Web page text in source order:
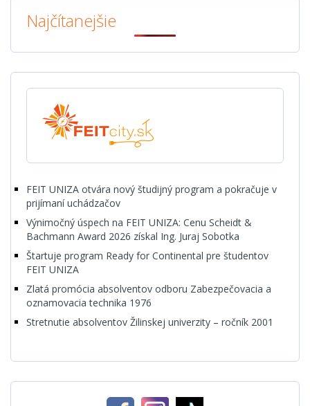
Najčítanejšie
FEIT UNIZA otvára nový študijný program a pokračuje v
prijímaní uchádzačov
Výnimočný úspech na FEIT UNIZA: Cenu Scheidt &
Bachmann Award 2026 získal Ing. Juraj Sobotka
Štartuje program Ready for Continental pre študentov
FEIT UNIZA
Zlatá promócia absolventov odboru Zabezpečovacia a
oznamovacia technika 1976
Stretnutie absolventov Žilinskej univerzity – ročník 2001